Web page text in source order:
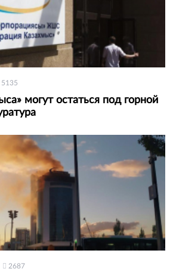
5135
могут остаться под горной
2687